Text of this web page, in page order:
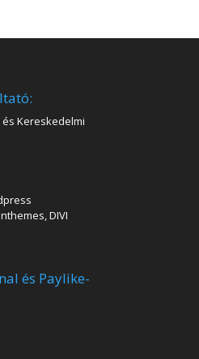
Kereskedelmi
DIVI
és Paylike-